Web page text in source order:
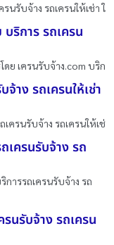
นรับจ้าง รถเครนให้เช่า ใ
ริการ รถเครน
ย เครนรับจ้าง.com บริก
าง รถเครนให้เช่า
ครนรับจ้าง รถเครนให้เช่
เครนรับจ้าง รถ
ารรถเครนรับจ้าง รถ
นรับจ้าง รถเครน